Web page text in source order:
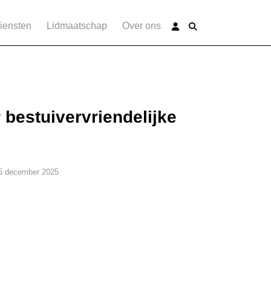
Lidmaatschap Over ons
bestuivervriendelijke
december 2025